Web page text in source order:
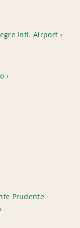
Intl. Airport
Prudente